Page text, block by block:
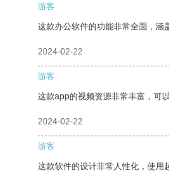
游客
这款办公软件的功能非常全面，涵
2024-02-22
游客
这款app的视频资源非常丰富，可
2024-02-22
游客
这款软件的设计非常人性化，使用